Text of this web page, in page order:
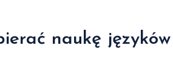
naukę języków